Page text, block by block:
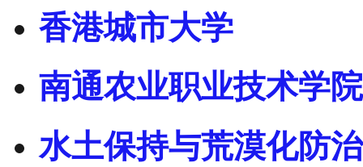
香港城市大学
南通农业职业技术学院
水土保持与荒漠化防治